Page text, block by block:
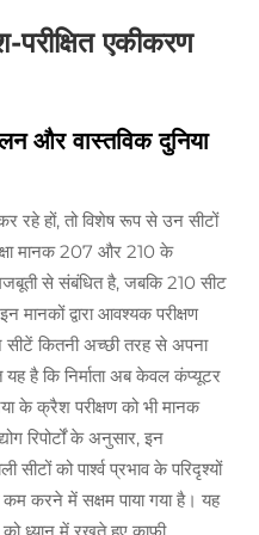
परीक्षित एकीकरण
और वास्तविक दुनिया
रहे हों, तो विशेष रूप से उन सीटों
मानक 207 और 210 के
से संबंधित है, जबकि 210 सीट
द्वारा आवश्यक परीक्षण
कितनी अच्छी तरह से अपना
है कि निर्माता अब केवल कंप्यूटर
के क्रैश परीक्षण को भी मानक
रिपोर्टों के अनुसार, इन
को पार्श्व प्रभाव के परिदृश्यों
करने में सक्षम पाया गया है। यह
ध्यान में रखते हुए काफी